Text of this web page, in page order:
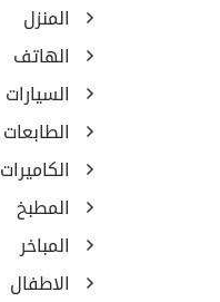
المنزل
الهاتف
السيارات
الطابعات
الكاميرات
المطبخ
المباخر
الاطفال